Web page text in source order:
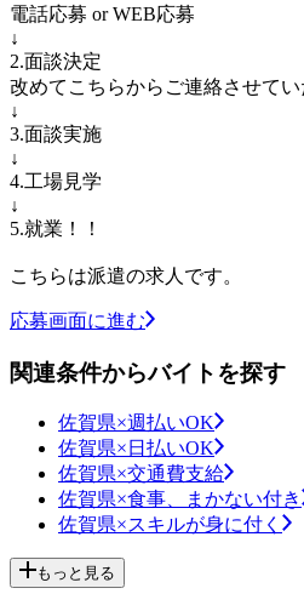
電話応募 or WEB応募
↓
2.面談決定
改めてこちらからご連絡させてい
↓
3.面談実施
↓
4.工場見学
↓
5.就業！！
こちらは派遣の求人です。
応募画面に進む
関連条件からバイトを探す
佐賀県×週払いOK
佐賀県×日払いOK
佐賀県×交通費支給
佐賀県×食事、まかない付き
佐賀県×スキルが身に付く
もっと見る